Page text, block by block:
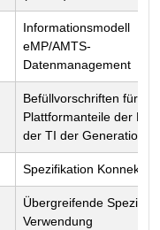
Informationsmodell
eMP/AMTS-
Datenmanagement
Befüllvorschriften für die
Plattformanteile der
der TI der Generation
Spezifikation Konnektor
Übergreifende
Verwendung